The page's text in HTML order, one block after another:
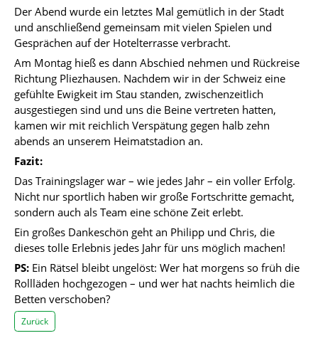
Der Abend wurde ein letztes Mal gemütlich in der Stadt
und anschließend gemeinsam mit vielen Spielen und
Gesprächen auf der Hotelterrasse verbracht.
Am Montag hieß es dann Abschied nehmen und Rückreise
Richtung Pliezhausen. Nachdem wir in der Schweiz eine
gefühlte Ewigkeit im Stau standen, zwischenzeitlich
ausgestiegen sind und uns die Beine vertreten hatten,
kamen wir mit reichlich Verspätung gegen halb zehn
abends an unserem Heimatstadion an.
Fazit:
Das Trainingslager war – wie jedes Jahr – ein voller Erfolg.
Nicht nur sportlich haben wir große Fortschritte gemacht,
sondern auch als Team eine schöne Zeit erlebt.
Ein großes Dankeschön geht an Philipp und Chris, die
dieses tolle Erlebnis jedes Jahr für uns möglich machen!
PS: Ein Rätsel bleibt ungelöst: Wer hat morgens so früh die
Rollläden hochgezogen – und wer hat nachts heimlich die
Betten verschoben?
Zurück